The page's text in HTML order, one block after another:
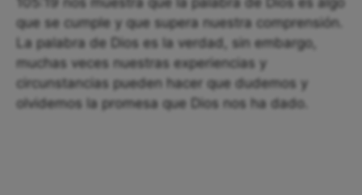
que se cumple y que supera nuestra comprensión.
La palabra de Dios es la verdad, sin embargo,
muchas veces nuestras experiencias y
circunstancias pueden hacer que dudemos y
olvidemos la promesa que Dios nos ha dado.